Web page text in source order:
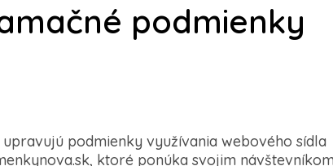
podmienky
podmienky využívania webového sídla
ktoré ponúka svojim